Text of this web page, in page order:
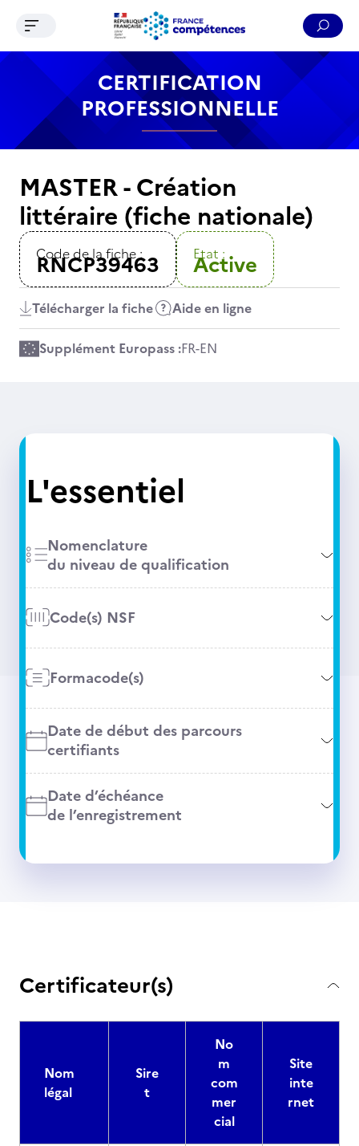
Contenu Recherche Menu Pied de page
Ouvrir le menu de navigation
CERTIFICATION
PROFESSIONNELLE
MASTER - Création
littéraire (fiche nationale)
Code de la fiche :
RNCP39463 Etat :
Active
Télécharger la fiche Aide en ligne
Supplément Europass :FR-EN
L'essentiel
Nomenclature
du niveau de qualification
Code(s) NSF
Formacode(s)
Date de début des parcours
certifiants
Date d’échéance
de l’enregistrement
Certificateur(s)
Nom
légal
Sire
t
No
m
com
mer
cial
Site
inte
rnet